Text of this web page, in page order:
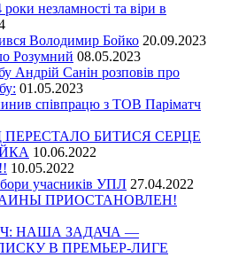
незламності та віри в
Володимир Бойко 20.09.2023
Розумний 08.05.2023
Андрій Санін розповів про
01.05.2023
співпрацю з ТОВ Паріматч
ПЕРЕСТАЛО БИТИСЯ СЕРЦЕ
10.06.2022
10.05.2022
учасників УПЛ 27.04.2022
ПРИОСТАНОВЛЕН!
НАША ЗАДАЧА —
В ПРЕМЬЕР-ЛИГЕ